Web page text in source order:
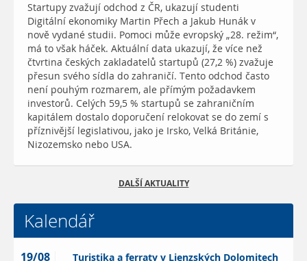
Startupy zvažují odchod z ČR, ukazují studenti
Digitální ekonomiky Martin Přech a Jakub Hunák v
nově vydané studii. Pomoci může evropský „28. režim“,
má to však háček. Aktuální data ukazují, že více než
čtvrtina českých zakladatelů startupů (27,2 %) zvažuje
přesun svého sídla do zahraničí. Tento odchod často
není pouhým rozmarem, ale přímým požadavkem
investorů. Celých 59,5 % startupů se zahraničním
kapitálem dostalo doporučení relokovat se do zemí s
příznivější legislativou, jako je Irsko, Velká Británie,
Nizozemsko nebo USA.
DALŠÍ AKTUALITY
Kalendář
19/08 Turistika a ferraty v Lienzských Dolomitech